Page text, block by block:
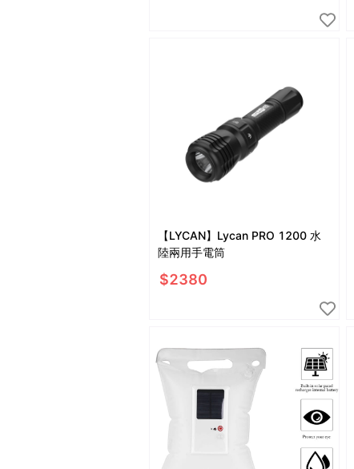
【LYCAN】Lycan PRO 1200 水
陸兩用手電筒
$2380